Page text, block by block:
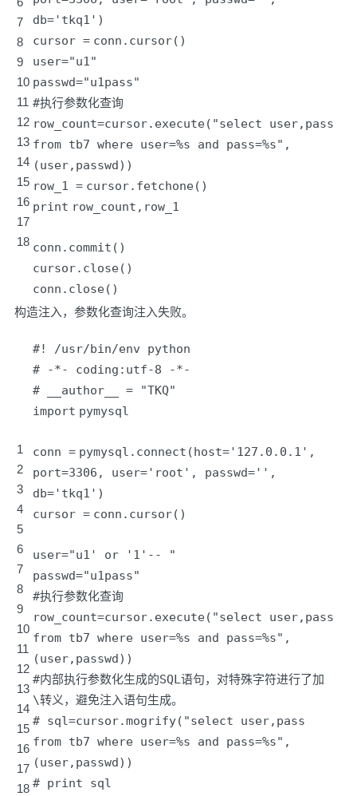
7
8
9
10
11
12
13
14
15
16
17
18
db=' tkq1')
cursor = conn.cursor()
user="u1"
passwd="u1pass"
#执行参数化查询
row_count=cursor.execute( "select user,pass
from tb7 where user=%s and pass=%s" ,
(user,passwd))
row_1 = cursor.fetchone()
print row_count,row_1
conn.commit()
cursor.close()
conn.close()
构造注入，参数化查询注入失败。
1
2
3
4
5
6
7
8
9
10
11
12
13
14
15
16
17
18
#! /usr/bin/env python
# -*- coding:utf-8 -*-
# __author__ = "TKQ"
import pymysql
conn = pymysql.connect(host='127.0.0.1' ,
port=3306 , user='root' , passwd=' ',
db=' tkq1')
cursor = conn.cursor()
user="u1' or '1'-- "
passwd="u1pass"
#执行参数化查询
row_count=cursor.execute( "select user,pass
from tb7 where user=%s and pass=%s" ,
(user,passwd))
#内部执行参数化生成的SQL语句，对特殊字符进行了加
\转义，避免注入语句生成。
# sql=cursor.mogrify("select user,pass
from tb7 where user=%s and pass=%s",
(user,passwd))
# print sql